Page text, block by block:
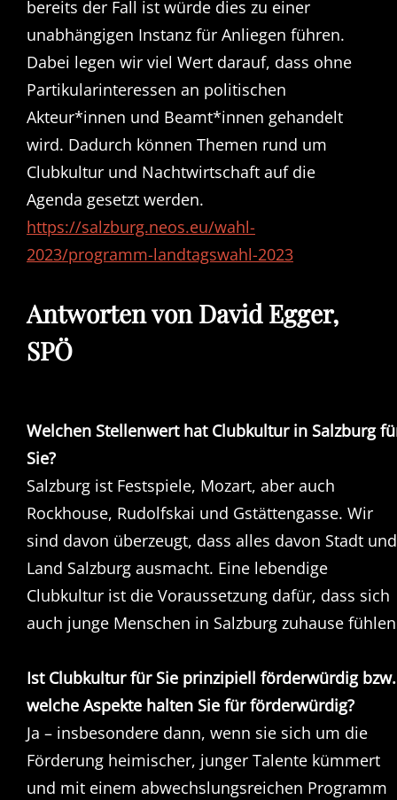
bereits der Fall ist würde dies zu einer
unabhängigen Instanz für Anliegen führen.
Dabei legen wir viel Wert darauf, dass ohne
Partikularinteressen an politischen
Akteur*innen und Beamt*innen gehandelt
wird. Dadurch können Themen rund um
Clubkultur und Nachtwirtschaft auf die
Agenda gesetzt werden.
https://salzburg.neos.eu/wahl-
2023/programm-landtagswahl-2023
Antworten von David Egger,
SPÖ
Welchen Stellenwert hat Clubkultur in Salzburg
Sie?
Salzburg ist Festspiele, Mozart, aber auch
Rockhouse, Rudolfskai und Gstättengasse. Wir
sind davon überzeugt, dass alles davon Stadt und
Land Salzburg ausmacht. Eine lebendige
Clubkultur ist die Voraussetzung dafür, dass sich
auch junge Menschen in Salzburg zuhause
Ist Clubkultur für Sie prinzipiell förderwürdig bzw.
welche Aspekte halten Sie für förderwürdig?
Ja – insbesondere dann, wenn sie sich um die
Förderung heimischer, junger Talente kümmert
und mit einem abwechslungsreichen Programm